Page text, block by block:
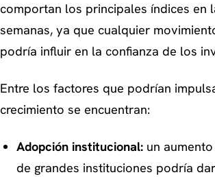
comportan los principales índices en
semanas, ya que cualquier
podría influir en la confianza de los
Entre los factores que podrían
crecimiento se encuentran:
Adopción institucional:un
de grandes instituciones podría